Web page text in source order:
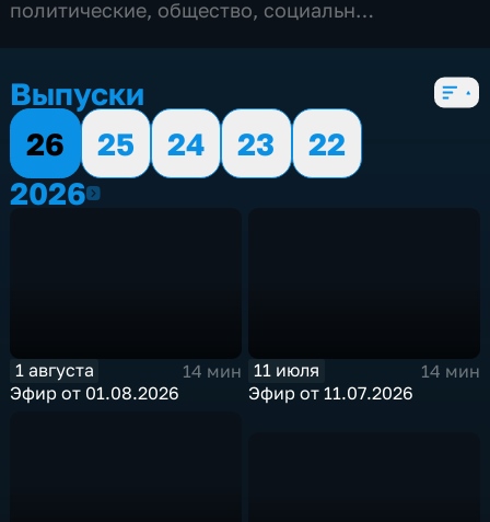
политические, общество, социально-
Выпуски
26
25 24 23
22
20262026
1 августа
14 мин
Эфир от 01.08.2026
11 июля
14 мин
Эфир от 11.07.2026